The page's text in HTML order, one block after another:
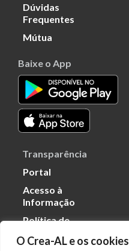
O Crea-AL e os cookies
Dúvidas
Frequentes
Mútua
Baixe o App
Transparência
Portal
Acesso à
Informação
Política de
Dados